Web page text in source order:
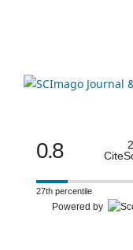
0.8
27th percentile
Powered by